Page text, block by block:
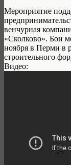
Мероприятие
венчурная
«Сколково». Бои
ноября в Перми в
строительного
Видео: